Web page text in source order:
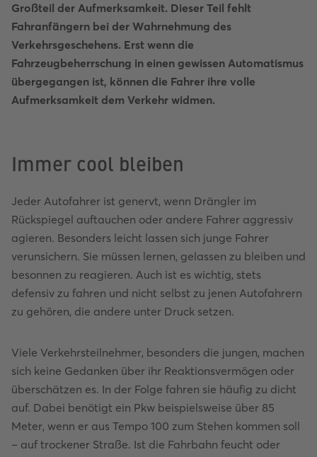
Großteil der Aufmerksamkeit. Dieser Teil fehlt
Fahranfängern bei der Wahrnehmung des
Verkehrsgeschehens. Erst wenn die
Fahrzeugbeherrschung in einen gewissen Automatismus
übergegangen ist, können die Fahrer ihre volle
Aufmerksamkeit dem Verkehr widmen.
Immer cool bleiben
Jeder Autofahrer ist genervt, wenn Drängler im
Rückspiegel auftauchen oder andere Fahrer aggressiv
agieren. Besonders leicht lassen sich junge Fahrer
verunsichern. Sie müssen lernen, gelassen zu bleiben und
besonnen zu reagieren. Auch ist es wichtig, stets
defensiv zu fahren und nicht selbst zu jenen Autofahrern
zu gehören, die andere unter Druck setzen.
Viele Verkehrsteilnehmer, besonders die jungen, machen
sich keine Gedanken über ihr Reaktionsvermögen oder
überschätzen es. In der Folge fahren sie häufig zu dicht
auf. Dabei benötigt ein Pkw beispielsweise über 85
Meter, wenn er aus Tempo 100 zum Stehen kommen soll
– auf trockener Straße. Ist die Fahrbahn feucht oder